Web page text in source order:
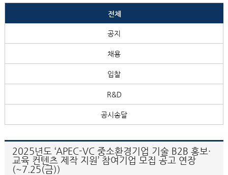
전체
공지
채용
입찰
R&D
공시송달
2025년도 ‘APEC-VC 중소환경기업 기술 B2B 홍보·
교육 컨텐츠 제작 지원’ 참여기업 모집 공고 연장
(~7.25(금))